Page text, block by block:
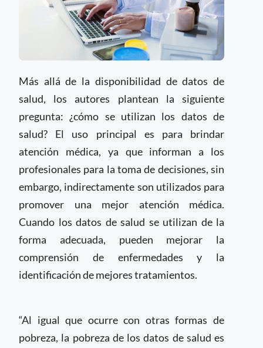
Más allá de la disponibilidad de datos de
salud, los autores plantean la siguiente
pregunta: ¿cómo se utilizan los datos de
salud? El uso principal es para brindar
atención médica, ya que informan a los
profesionales para la toma de decisiones, sin
embargo, indirectamente son utilizados para
promover una mejor atención médica.
Cuando los datos de salud se utilizan de la
forma adecuada, pueden mejorar la
comprensión de enfermedades y la
identificación de mejores tratamientos.
“Al igual que ocurre con otras formas de
pobreza, la pobreza de los datos de salud es